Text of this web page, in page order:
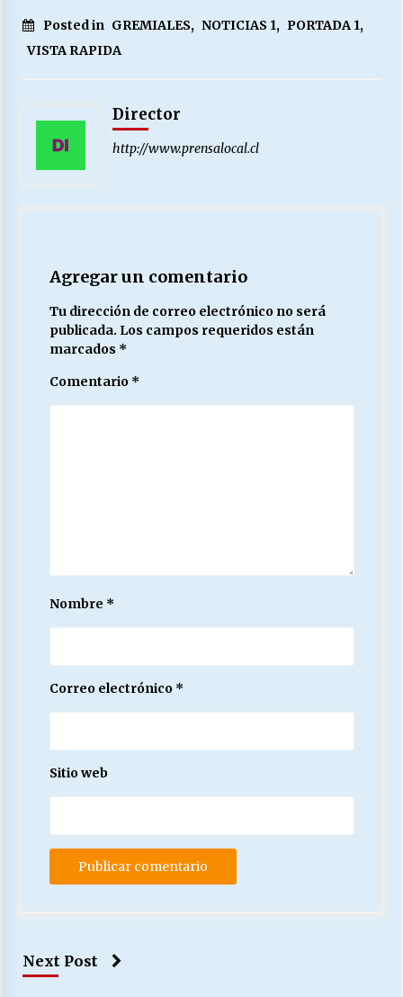
Posted in GREMIALES, NOTICIAS 1, PORTADA 1,
VISTA RAPIDA
Director
http://www.prensalocal.cl
Agregar un comentario
Tu dirección de correo electrónico no será
publicada. Los campos requeridos están
marcados *
Comentario *
Nombre *
Correo electrónico *
Sitio web
Next Post